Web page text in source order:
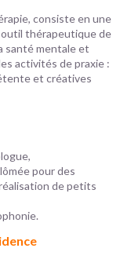
consiste en une
outil thérapeutique de
santé mentale et
activités de praxie :
et créatives
pour des
de petits